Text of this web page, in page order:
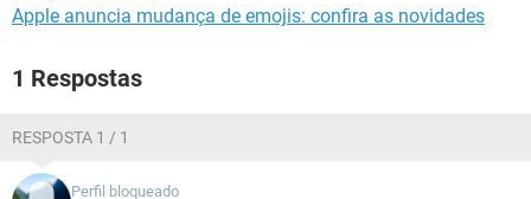
Apple anuncia mudança de emojis: confira as novidades
1 Respostas
RESPOSTA 1 / 1
Perfil bloqueado